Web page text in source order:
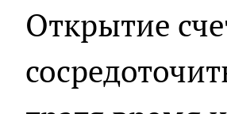
Открытие